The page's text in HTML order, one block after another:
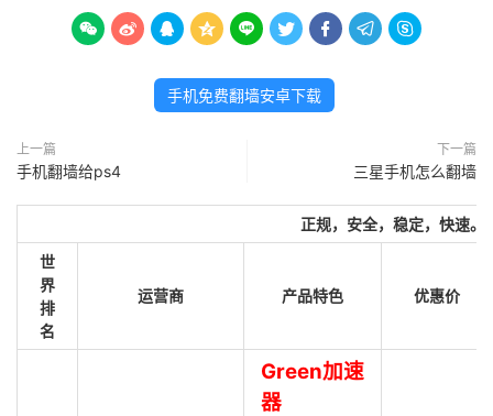
        
手机免费翻墙安卓下载
上一篇
手机翻墙给ps4
下一篇
三星手机怎么翻墙
正规，安全，稳定，快速。
世
界
排
名
运营商 产品特色 优惠价
Green加速
器